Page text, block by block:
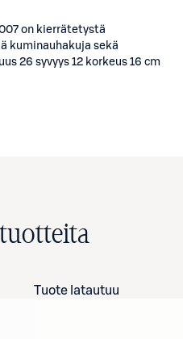
on kierrätetystä
kuminauhakuja sekä
26 syvyys 12 korkeus 16 cm
Tuote latautuu